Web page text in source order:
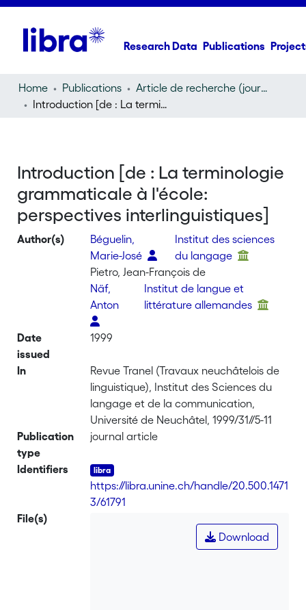
Research Data Publications
Home Publications
Article de recherche (journal article)
Introduction [de : La terminologie grammaticale à l'école: perspectives interlinguistiques]
Introduction [de : La terminologie
grammaticale à l'école:
perspectives interlinguistiques]
Author(s)
Béguelin,
Marie-José
Institut des sciences
du langage
Pietro, Jean-François de
Näf,
Anton
Institut de langue et
littérature allemandes
Date
issued
1999
In
Revue Tranel (Travaux neuchâtelois de
linguistique), Institut des Sciences du
langage et de la communication,
Université de Neuchâtel, 1999/31//5-11
Publication
type
journal article
Identifiers
https://libra.unine.ch/handle/20.500.1471
3/61791
File(s)
Download